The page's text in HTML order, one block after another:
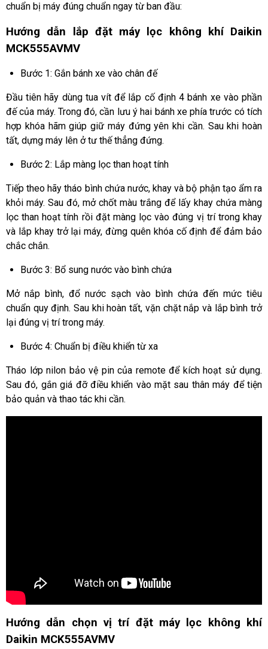
chuẩn bị máy đúng chuẩn ngay từ ban đầu:
Hướng dẫn lắp đặt máy lọc không khí Daikin
MCK555AVMV
Bước 1: Gắn bánh xe vào chân đế
Đầu tiên hãy dùng tua vít để lắp cố định 4 bánh xe vào phần
đế của máy. Trong đó, cần lưu ý hai bánh xe phía trước có tích
hợp khóa hãm giúp giữ máy đứng yên khi cần. Sau khi hoàn
tất, dựng máy lên ở tư thế thẳng đứng.
Bước 2: Lắp màng lọc than hoạt tính
Tiếp theo hãy tháo bình chứa nước, khay và bộ phận tạo ẩm ra
khỏi máy. Sau đó, mở chốt màu trắng để lấy khay chứa màng
lọc than hoạt tính rồi đặt màng lọc vào đúng vị trí trong khay
và lắp khay trở lại máy, đừng quên khóa cố định để đảm bảo
chắc chắn.
Bước 3: Bổ sung nước vào bình chứa
Mở nắp bình, đổ nước sạch vào bình chứa đến mức tiêu
chuẩn quy định. Sau khi hoàn tất, vặn chặt nắp và lắp bình trở
lại đúng vị trí trong máy.
Bước 4: Chuẩn bị điều khiển từ xa
Tháo lớp nilon bảo vệ pin của remote để kích hoạt sử dụng.
Sau đó, gắn giá đỡ điều khiển vào mặt sau thân máy để tiện
bảo quản và thao tác khi cần.
Hướng dẫn chọn vị trí đặt máy lọc không khí
Daikin MCK555AVMV